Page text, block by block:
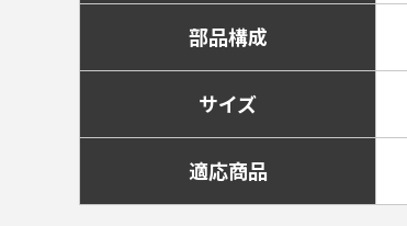
部品構成
サイズ
適応商品